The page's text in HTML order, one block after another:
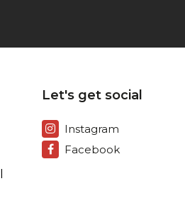
Let's get social
Instagram
Facebook